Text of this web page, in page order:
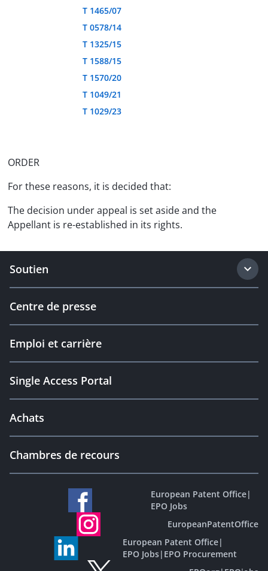
T 1465/07
T 0578/14
T 1325/15
T 1588/15
T 1570/20
T 1049/21
T 1029/23
ORDER
For these reasons, it is decided that:
The decision under appeal is set aside and the
Appellant is re-established in its rights.
Soutien
Centre de presse
Emploi et carrière
Single Access Portal
Achats
Chambres de recours
European Patent Office|
EPO Jobs
EuropeanPatentOffice
European Patent Office|
EPO Jobs| EPO Procurement